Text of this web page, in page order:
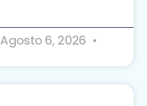
Agosto 6, 2026